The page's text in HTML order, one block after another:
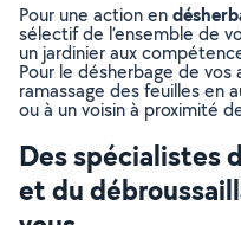
Pour une action en
sélectif de l’ensemble de
un jardinier aux
Pour le désherbage de vos
ramassage des feuilles en
ou à un voisin à proximité
Des spécialistes
et du